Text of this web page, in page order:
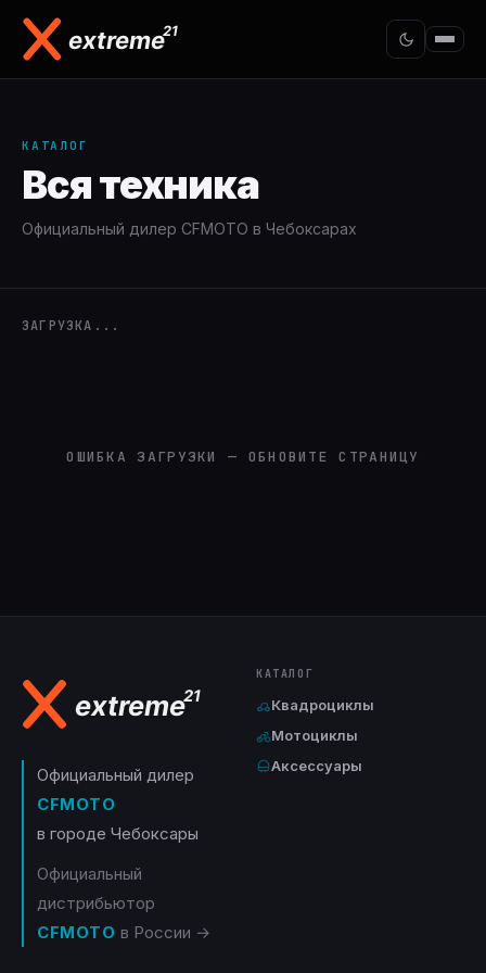
КАТАЛОГ
Вся техника
Официальный дилер CFMOTO в Чебоксарах
ЗАГРУЗКА...
ОШИБКА ЗАГРУЗКИ — ОБНОВИТЕ СТРАНИЦУ
Официальный дилер
CFMOTO
в городе Чебоксары
Официальный
дистрибьютор
CFMOTO в России →
КАТАЛОГ
Квадроциклы
Мотоциклы
Аксессуары